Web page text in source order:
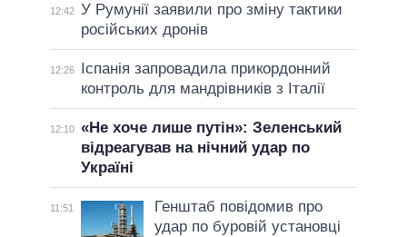
12:42 У Румунії заявили про зміну тактики
російських дронів
12:26
Іспанія запровадила прикордонний
контроль для мандрівників з Італії
12:10 «Не хоче лише путін»: Зеленський
відреагував на нічний удар по
Україні
11:51
Генштаб повідомив про
удар по буровій установці